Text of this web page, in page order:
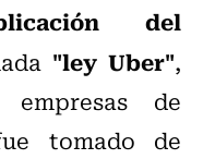
del
"ley Uber",
de
tomado de